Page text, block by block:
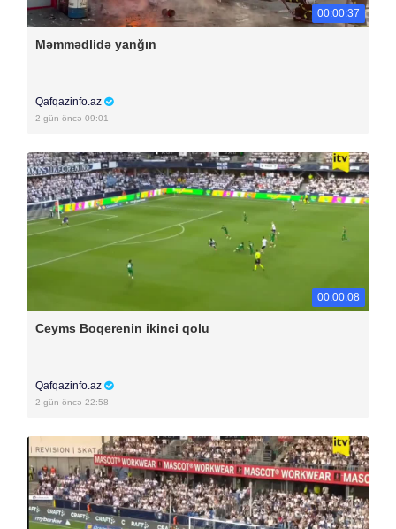
00:00:37
Məmmədlidə yanğın
Qafqazinfo.az
2 gün öncə 09:01
00:00:08
Ceyms Boqerenin ikinci qolu
Qafqazinfo.az
2 gün öncə 22:58